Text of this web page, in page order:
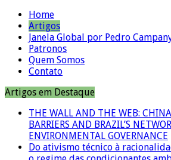
Home
Artigos
Janela Global por Pedro
Patronos
Quem Somos
Contato
Artigos em Destaque
THE WALL AND THE WEB:
BARRIERS AND BRAZIL’S
ENVIRONMENTAL GOVERNANCE
Do ativismo técnico à